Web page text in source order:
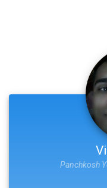
Panchkosh